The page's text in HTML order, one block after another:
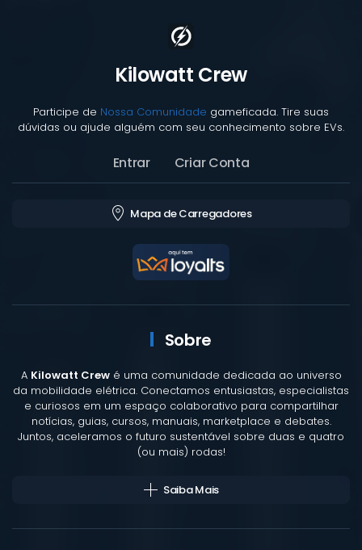
Kilowatt Crew
Participe de Nossa Comunidade gameficada. Tire suas
dúvidas ou ajude alguém com seu conhecimento sobre EVs.
Entrar Criar Conta
Mapa de Carregadores
Sobre
A Kilowatt Crewé uma comunidade dedicada ao universo
da mobilidade elétrica. Conectamos entusiastas, especialistas
e curiosos em um espaço colaborativo para compartilhar
notícias, guias, cursos, manuais, marketplace e debates.
Juntos, aceleramos o futuro sustentável sobre duas e quatro
(ou mais) rodas!
Saiba Mais